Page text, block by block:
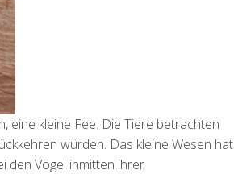
eine kleine Fee. Die Tiere betrachten
würden. Das kleine Wesen hat
den Vögel inmitten ihrer